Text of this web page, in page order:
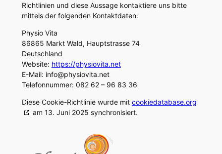
Richtlinien und diese Aussage kontaktiere uns bitte
mittels der folgenden Kontaktdaten:
Physio Vita
86865 Markt Wald, Hauptstrasse 74
Deutschland
Website: https://physiovita.net
E-Mail: info@physiovita.net
Telefonnummer: 082 62 – 96 83 36
Diese Cookie-Richtlinie wurde mit cookiedatabase.org
am 13. Juni 2025 synchronisiert.